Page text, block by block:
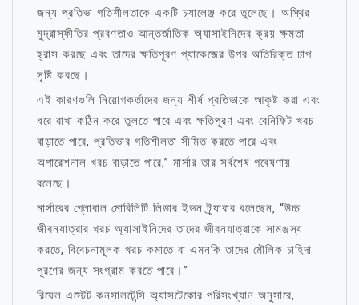
জন্য প্রতিভা গতিশীলতাকে একটি চ্যালেঞ্জ করে তুলেছে। অস্থির
মুদ্রাস্ফীতির প্রবণতাও আন্তর্জাতিক অ্যাসাইনিদের ক্রয় ক্ষমতা
হ্রাস করছে এবং তাদের ক্ষতিপূরণ প্যাকেজের উপর অতিরিক্ত চাপ
সৃষ্টি করছে।
এই কারণগুলি নিয়োগকর্তাদের জন্য শীর্ষ প্রতিভাকে আকৃষ্ট করা এবং
ধরে রাখা কঠিন করে তুলতে পারে এবং ক্ষতিপূরণ এবং বেনিফিট খরচ
বাড়াতে পারে, প্রতিভার গতিশীলতা সীমিত করতে পারে এবং
অপারেশনাল খরচ বাড়াতে পারে,” মার্সার তার সর্বশেষ গবেষণায়
বলেছে।
মার্সারের গ্লোবাল মোবিলিটি লিডার ইভন ট্র্যাবার বলেছেন, “উচ্চ
জীবনযাত্রার খরচ অ্যাসাইনিদের তাদের জীবনযাত্রাকে সামঞ্জস্য
করতে, বিবেচনামূলক খরচ কমাতে বা এমনকি তাদের মৌলিক চাহিদা
পূরণের জন্য সংগ্রাম করতে পারে।”
রিয়েল এস্টেট কনসালটেন্সি অ্যাসটেকোর পরিসংখ্যান অনুসারে,